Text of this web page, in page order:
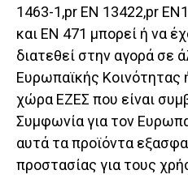
1463-1,pr ΕΝ 13422,pr
και ΕΝ 471 μπορεί ή να
διατεθεί στην αγορά σε
Ευρωπαϊκής Κοινότητας
χώρα ΕΖΕΣ που είναι
Συμφωνία για τον
αυτά τα προϊόντα
προστασίας για τους